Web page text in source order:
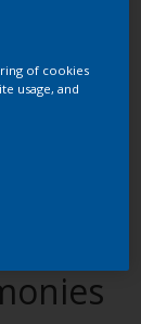
couleur
of cookies
usage, and